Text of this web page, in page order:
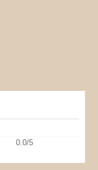
0.0/5